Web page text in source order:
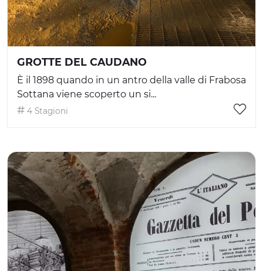
GROTTE DEL CAUDANO
È il 1898 quando in un antro della valle di Frabosa
Sottana viene scoperto un si...
4 Stagioni